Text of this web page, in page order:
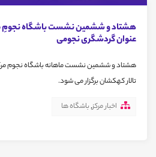
هشتاد و ششمین نشست باشگاه نجومِ
عنوان گردشگری نجومی
هشتاد و ششمین نشست ماهانه باشگاه نجوم
تالار کهکشان برگزار می شود.
اخبار مرکز,باشگاه ها